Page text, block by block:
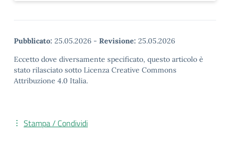
Pubblicato: 25.05.2026 - Revisione: 25.05.2026
Eccetto dove diversamente specificato, questo articolo è
stato rilasciato sotto Licenza Creative Commons
Attribuzione 4.0 Italia.
Stampa / Condividi